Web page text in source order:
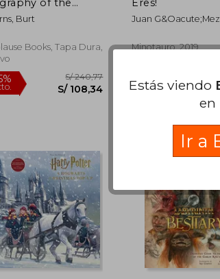
Stooges'
Howard, the
Inglés)
Burt
Books, Tapa Dura,
55%
dcto.
S/ 240,77
S/ 108,34
Juan
Gonz&Aacute;Lez-
Minotauro, 2019,
55%
dcto.
Estás viendo
en
Ir a